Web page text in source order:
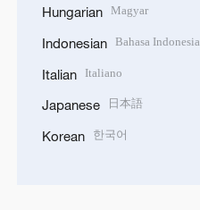
Hungarian Magyar
Indonesian Bahasa Indonesia
Italian Italiano
Japanese 日本語
Korean 한국어